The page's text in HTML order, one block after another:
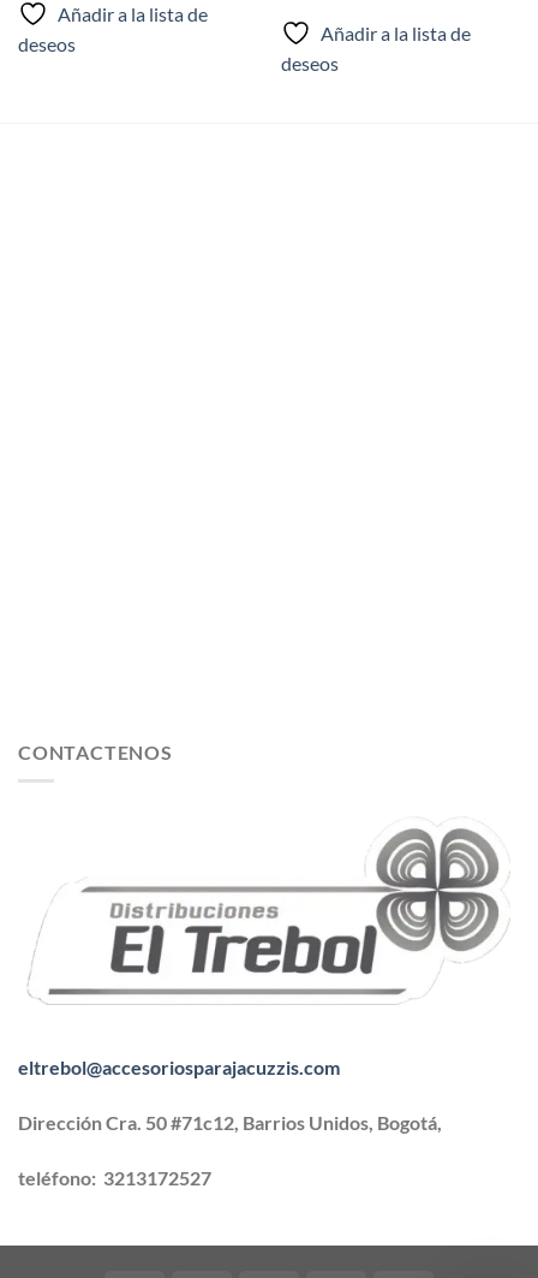
Añadir a la lista de
deseos
Añadir a la lista de
deseos
CONTACTENOS
eltrebol@accesoriosparajacuzzis.com
Dirección Cra. 50 #71c12, Barrios Unidos, Bogotá,
teléfono: 3213172527